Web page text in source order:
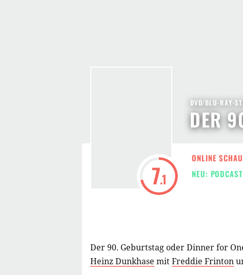
7.1
DER
DVD/BLU-RAY-
ONLINE
NEU:
Der 90. Geburtstag oder Dinner for
Heinz Dunkhase mitFreddie Frinton